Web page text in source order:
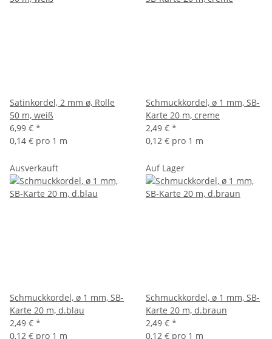
Satinkordel, 2 mm ø, Rolle
50 m, weiß
6,99 € *
0,14 € pro 1 m
Schmuckkordel, ø 1 mm, SB-
Karte 20 m, creme
2,49 € *
0,12 € pro 1 m
Ausverkauft
Schmuckkordel, ø 1 mm, SB-
Karte 20 m, d.blau
2,49 € *
0,12 € pro 1 m
Auf Lager
Schmuckkordel, ø 1 mm, SB-
Karte 20 m, d.braun
2,49 € *
0,12 € pro 1 m